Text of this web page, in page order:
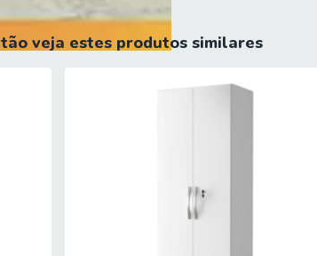
de exposição direta ao sol.
ou casa.
e corredores do local da entrega. Não
veja estes produtos similares